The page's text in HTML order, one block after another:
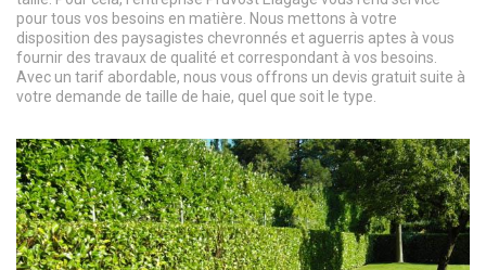
pour tous vos besoins en matière. Nous mettons à votre
disposition des paysagistes chevronnés et aguerris aptes à vous
fournir des travaux de qualité et correspondant à vos besoins.
Avec un tarif abordable, nous vous offrons un devis gratuit suite à
votre demande de taille de haie, quel que soit le type.